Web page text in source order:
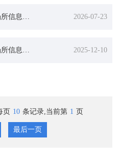
2026-07-23
2025-12-10
页 10 条记录,当前第 1 页
最后一页